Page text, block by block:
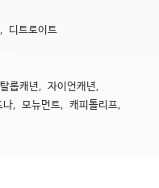
, 디트로이트
롭캐년, 자이언캐년,
나, 모뉴먼트, 캐피톨리프,